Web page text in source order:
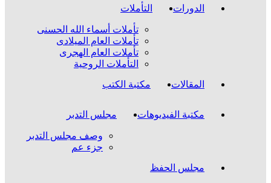
الدورات
التأملات
تأملات أسماء الله الحسنى
تأملات العام الميلادى
تأملات العام الهجرى
التأملات الروحية
المقالات
مكتبة الكتب
مكتبة الفيديوهات مجلس التدبر
وصف مجلس التدبر
جزء عم
مجلس الحفظ